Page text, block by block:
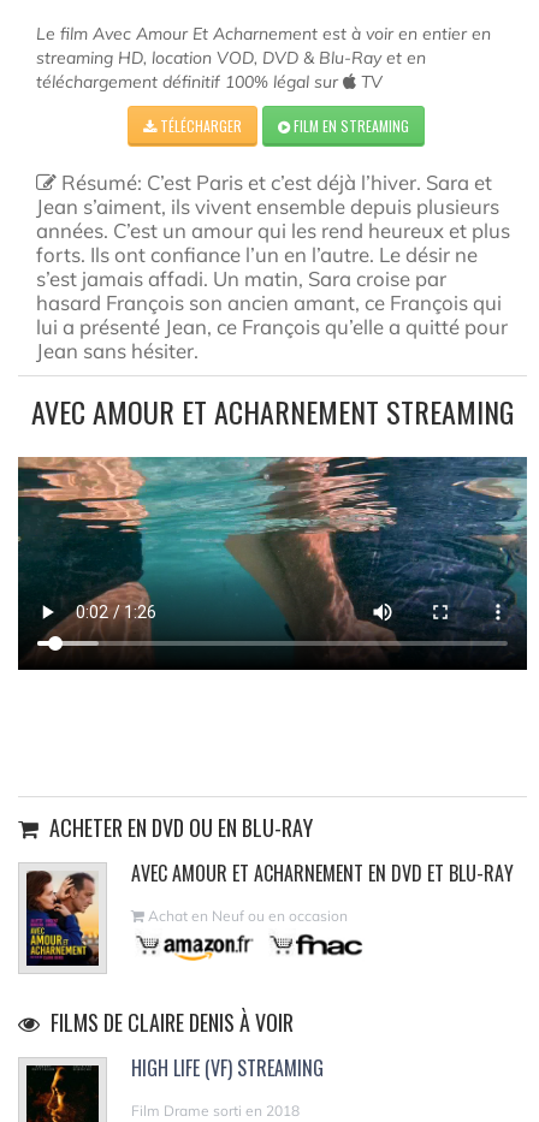
Le film Avec Amour Et Acharnement est à voir en entier en
streaming HD, location VOD, DVD & Blu-Ray et en
téléchargement définitif 100% légal sur
TV
TÉLÉCHARGER FILM EN STREAMING
Résumé: C’est Paris et c’est déjà l’hiver. Sara et
Jean s’aiment, ils vivent ensemble depuis plusieurs
années. C’est un amour qui les rend heureux et plus
forts. Ils ont confiance l’un en l’autre. Le désir ne
s’est jamais affadi. Un matin, Sara croise par
hasard François son ancien amant, ce François qui
lui a présenté Jean, ce François qu’elle a quitté pour
Jean sans hésiter.
AVEC AMOUR ET ACHARNEMENT STREAMING
ACHETER EN DVD OU EN BLU-RAY
AVEC AMOUR ET ACHARNEMENT EN DVD ET BLU-RAY
Achat en Neuf ou en occasion
FILMS DE CLAIRE DENIS À VOIR
HIGH LIFE (VF) STREAMING
Film Drame sorti en 2018